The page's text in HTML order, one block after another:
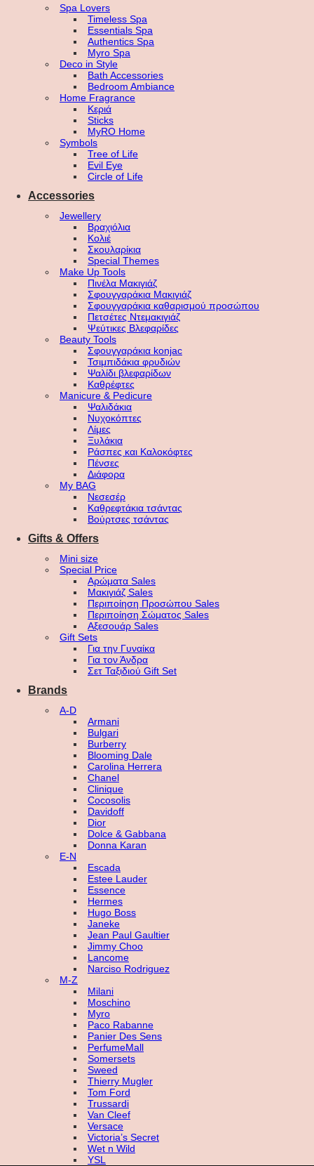
Spa Lovers
Timeless Spa
Essentials Spa
Authentics Spa
Myro Spa
Deco in Style
Bath Accessories
Bedroom Ambiance
Home Fragrance
Κεριά
Sticks
MyRO Home
Symbols
Tree of Life
Evil Eye
Circle of Life
Accessories
Jewellery
Βραχιόλια
Κολιέ
Σκουλαρίκια
Special Themes
Make Up Tools
Πινέλα Μακιγιάζ
Σφουγγαράκια Μακιγιάζ
Σφουγγαράκια καθαρισμού προσώπου
Πετσέτες Ντεμακιγιάζ
Ψεύτικες Βλεφαρίδες
Beauty Tools
Σφουγγαράκια konjac
Τσιμπιδάκια φρυδιών
Ψαλίδι βλεφαρίδων
Καθρέφτες
Manicure & Pedicure
Ψαλιδάκια
Νυχοκόπτες
Λίμες
Ξυλάκια
Ράσπες και Καλοκόφτες
Πένσες
Διάφορα
My BAG
Νεσεσέρ
Καθρεφτάκια τσάντας
Βούρτσες τσάντας
Gifts & Offers
Mini size
Special Price
Αρώματα Sales
Μακιγιάζ Sales
Περιποίηση Προσώπου Sales
Περιποίηση Σώματος Sales
Αξεσουάρ Sales
Gift Sets
Για την Γυναίκα
Για τον Άνδρα
Σετ Ταξιδιού Gift Set
Brands
A-D
Armani
Bulgari
Burberry
Blooming Dale
Carolina Herrera
Chanel
Clinique
Cocosolis
Davidoff
Dior
Dolce & Gabbana
Donna Karan
E-N
Escada
Estee Lauder
Essence
Hermes
Hugo Boss
Janeke
Jean Paul Gaultier
Jimmy Choo
Lancome
Narciso Rodriguez
M-Z
Milani
Moschino
Myro
Paco Rabanne
Panier Des Sens
PerfumeMall
Somersets
Sweed
Thierry Mugler
Tom Ford
Trussardi
Van Cleef
Versace
Victoria’s Secret
Wet n Wild
YSL